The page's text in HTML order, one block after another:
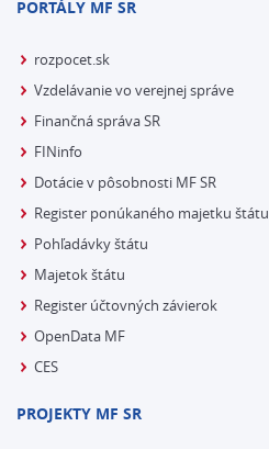
PORTÁLY MF SR
rozpocet.sk
Vzdelávanie vo verejnej správe
Finančná správa SR
FINinfo
Dotácie v pôsobnosti MF SR
Register ponúkaného majetku štátu
Pohľadávky štátu
Majetok štátu
Register účtovných závierok
OpenData MF
CES
PROJEKTY MF SR